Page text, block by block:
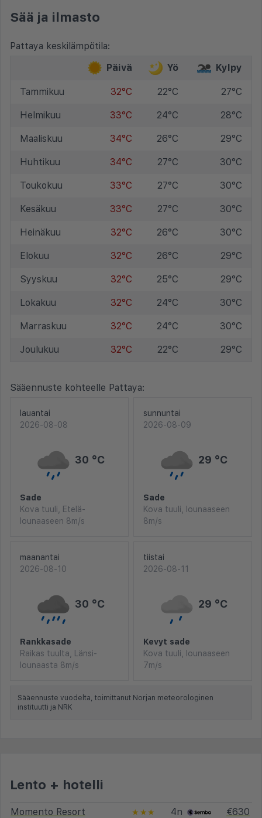
Sää ja ilmasto
Pattaya keskilämpötila:
Päivä
Yö Kylpy
Tammikuu 32°C 22°C 27°C
Helmikuu 33°C 24°C 28°C
Maaliskuu 34°C 26°C 29°C
Huhtikuu 34°C 27°C 30°C
Toukokuu 33°C 27°C 30°C
Kesäkuu 33°C 27°C 30°C
Heinäkuu 32°C 26°C 30°C
Elokuu 32°C 26°C 29°C
Syyskuu 32°C 25°C 29°C
Lokakuu 32°C 24°C 30°C
Marraskuu 32°C 24°C 30°C
Joulukuu 32°C 22°C 29°C
Sääennuste kohteelle Pattaya:
lauantai
2026-08-08
30 °C
Sade
Kova tuuli, Etelä-
lounaaseen 8m/s
sunnuntai
2026-08-09
29 °C
Sade
Kova tuuli, lounaaseen
8m/s
maanantai
2026-08-10
30 °C
Rankkasade
Raikas tuulta, Länsi-
lounaasta 8m/s
tiistai
2026-08-11
29 °C
Kevyt sade
Kova tuuli, lounaaseen
7m/s
Sääennuste vuodelta, toimittanut Norjan meteorologinen
instituutti ja NRK
Lento + hotelli
Momento Resort ★★★ 4n
€630